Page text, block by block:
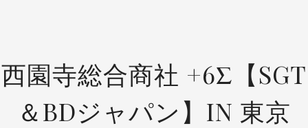
西園寺総合商社 +6Σ【SGT
＆BDジャパン】IN 東京